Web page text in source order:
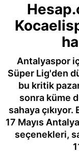
Antalyaspor
Süper Lig'den
bu kritik
sonra küme
sahaya
17 Mayıs
seçenekleri,